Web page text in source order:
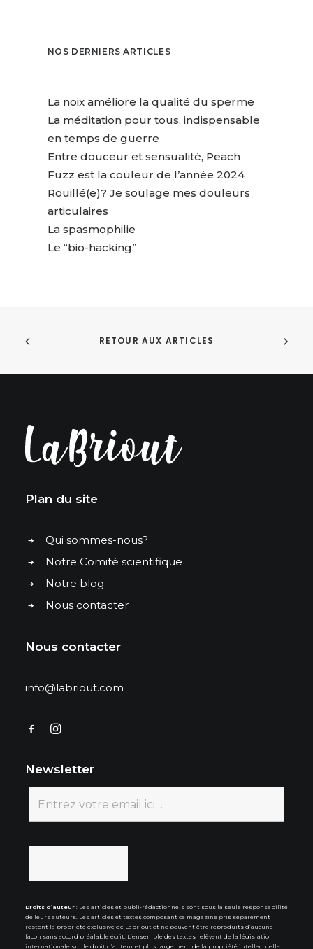
NOS DERNIERS ARTICLES
La noix améliore la qualité du sperme
La méditation pour tous, indispensable
en temps de guerre
Entre douceur et sensualité, Peach
Fuzz est la couleur de l’année 2024
Rouillé(e)? Je soulage mes douleurs
articulaires
La spasmophilie
Le “bio-hacking”
RETOUR AUX ARTICLES
Plan du site
Qui sommes-nous?
Notre Comité scientifique
Notre blog
Nous contacter
Nous contacter
info@labriout.com
Newsletter
Droits d’auteur : Les articles et publi-rédactionnels sont sous la seule responsabilité
de leurs auteurs. Les articles et textes composant ce magazine pris séparément
restent la propriété exclusive de Labriout et ne peuvent être reproduits d’aucune
façon sans accord préalable écrit. L’ensemble des textes relèvent de la législation
internationale sur le droit d’auteur et plus largement de la propriété intellectuelle